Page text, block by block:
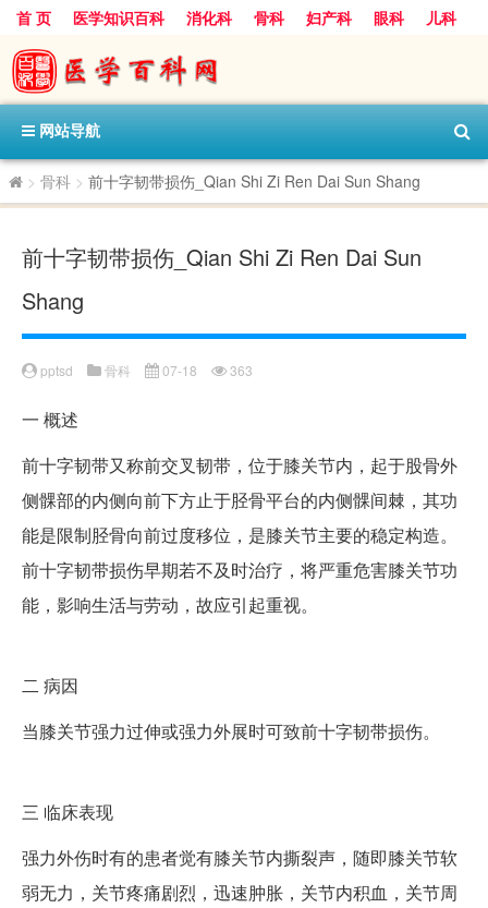
首 页 医学知识百科 消化科 骨科 妇产科 眼科
儿科
心血管病科
呼吸科 神经科
内分泌科
口腔科
网站导航
> 骨科 > 前十字韧带损伤_Qian Shi Zi Ren Dai Sun Shang
前十字韧带损伤_Qian Shi Zi Ren Dai Sun
Shang
pptsd 骨科 07-18 363
一 概述
前十字韧带又称前交叉韧带，位于膝关节内，起于股骨外
侧髁部的内侧向前下方止于胫骨平台的内侧髁间棘，其功
能是限制胫骨向前过度移位，是膝关节主要的稳定构造。
前十字韧带损伤早期若不及时治疗，将严重危害膝关节功
能，影响生活与劳动，故应引起重视。
二 病因
当膝关节强力过伸或强力外展时可致前十字韧带损伤。
三 临床表现
强力外伤时有的患者觉有膝关节内撕裂声，随即膝关节软
弱无力，关节疼痛剧烈，迅速肿胀，关节内积血，关节周